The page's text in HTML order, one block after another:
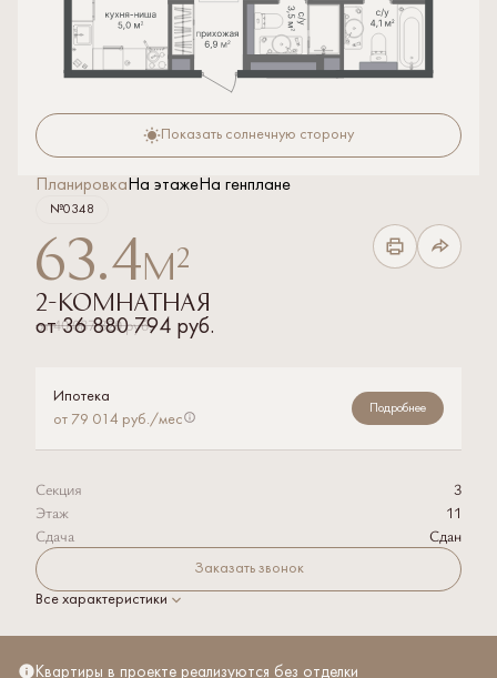
Показать солнечную сторону
Планировка На этажеНа генплане
№0348
63.4м2
2-комнатная
от40 087 820 руб.
от36 880 794 руб.
Ипотека
от 79 014 руб./мес
Подробнее
Секция
3
Этаж
11
Сдача
Сдан
Заказать звонок
Все характеристики
Квартиры в проекте реализуются без отделки